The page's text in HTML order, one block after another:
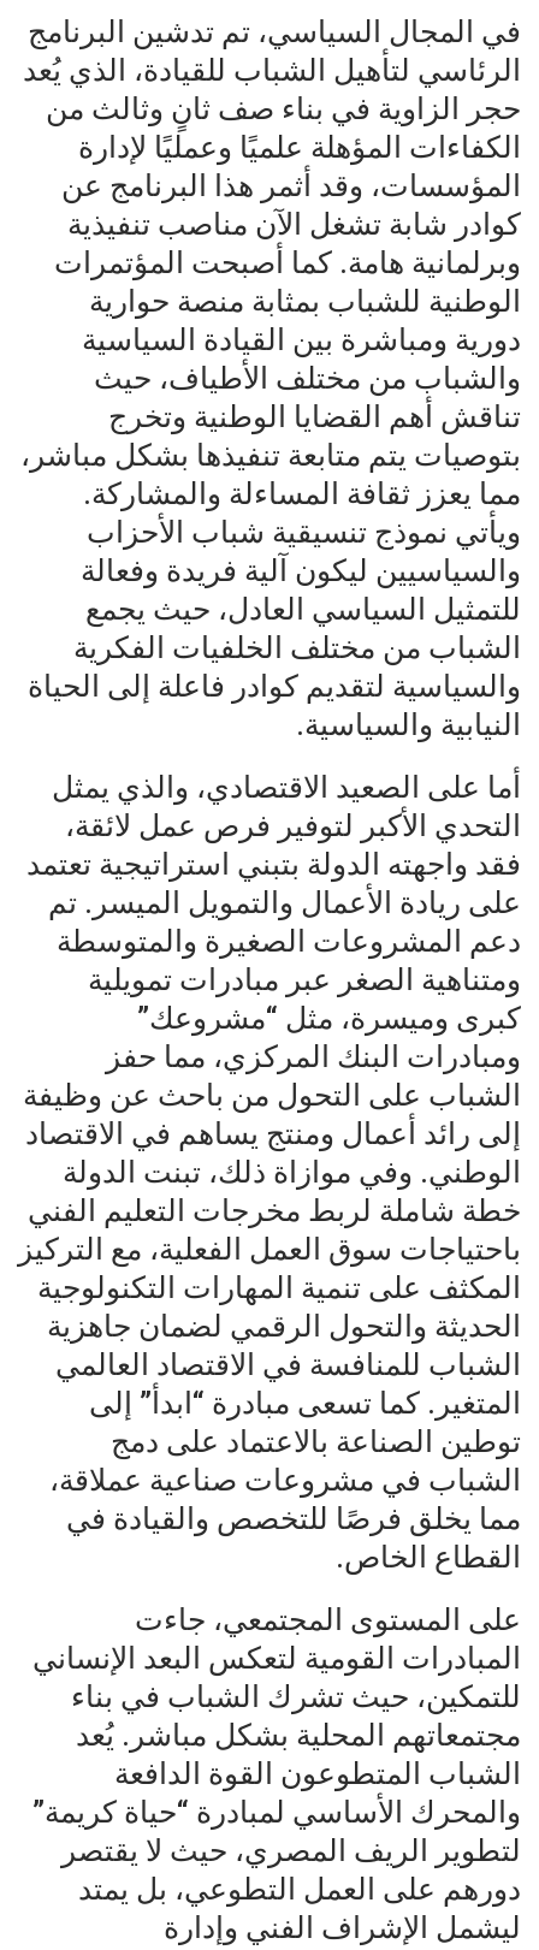
في المجال السياسي، تم تدشين البرنامج
الرئاسي لتأهيل الشباب للقيادة، الذي يُعد
حجر الزاوية في بناء صف ثانٍ وثالث من
الكفاءات المؤهلة علميًا وعمليًا لإدارة
المؤسسات، وقد أثمر هذا البرنامج عن
كوادر شابة تشغل الآن مناصب تنفيذية
وبرلمانية هامة. كما أصبحت المؤتمرات
الوطنية للشباب بمثابة منصة حوارية
دورية ومباشرة بين القيادة السياسية
والشباب من مختلف الأطياف، حيث
تناقش أهم القضايا الوطنية وتخرج
بتوصيات يتم متابعة تنفيذها بشكل مباشر،
مما يعزز ثقافة المساءلة والمشاركة.
ويأتي نموذج تنسيقية شباب الأحزاب
والسياسيين ليكون آلية فريدة وفعالة
للتمثيل السياسي العادل، حيث يجمع
الشباب من مختلف الخلفيات الفكرية
والسياسية لتقديم كوادر فاعلة إلى الحياة
النيابية والسياسية.
أما على الصعيد الاقتصادي، والذي يمثل
التحدي الأكبر لتوفير فرص عمل لائقة،
فقد واجهته الدولة بتبني استراتيجية تعتمد
على ريادة الأعمال والتمويل الميسر. تم
دعم المشروعات الصغيرة والمتوسطة
ومتناهية الصغر عبر مبادرات تمويلية
كبرى وميسرة، مثل “مشروعك”
ومبادرات البنك المركزي، مما حفز
الشباب على التحول من باحث عن وظيفة
إلى رائد أعمال ومنتج يساهم في الاقتصاد
الوطني. وفي موازاة ذلك، تبنت الدولة
خطة شاملة لربط مخرجات التعليم الفني
باحتياجات سوق العمل الفعلية، مع التركيز
المكثف على تنمية المهارات التكنولوجية
الحديثة والتحول الرقمي لضمان جاهزية
الشباب للمنافسة في الاقتصاد العالمي
المتغير. كما تسعى مبادرة “ابدأ” إلى
توطين الصناعة بالاعتماد على دمج
الشباب في مشروعات صناعية عملاقة،
مما يخلق فرصًا للتخصص والقيادة في
القطاع الخاص.
على المستوى المجتمعي، جاءت
المبادرات القومية لتعكس البعد الإنساني
للتمكين، حيث تشرك الشباب في بناء
مجتمعاتهم المحلية بشكل مباشر. يُعد
الشباب المتطوعون القوة الدافعة
والمحرك الأساسي لمبادرة “حياة كريمة”
لتطوير الريف المصري، حيث لا يقتصر
دورهم على العمل التطوعي، بل يمتد
ليشمل الإشراف الفني وإدارة